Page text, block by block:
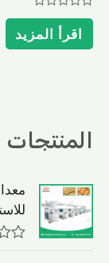
Rated
out
of
اقرأ المزيد
المنتجات
R